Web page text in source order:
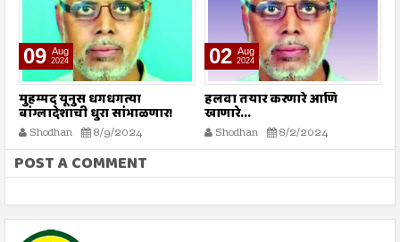
09 Aug
2024
मुहम्मद यूनुस धगधगत्या
बांग्लादेशाची धुरा सांभाळणार!
Shodhan 8/9/2024
02 Aug
2024
हलवा तयार करणारे आणि
खाणारे...
Shodhan 8/2/2024
POST A COMMENT